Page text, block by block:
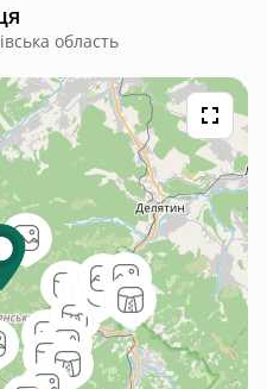
область